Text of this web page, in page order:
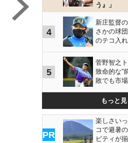
う』」
4
新庄監督
さかの球
のテコ入
5
菅野智之
致命的な“
敗でも市
もっと見
PR
楽しさい
コで避暑
ビティが